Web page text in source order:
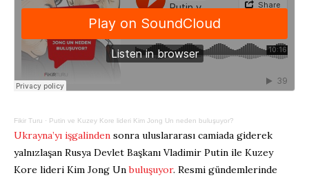
Fikir Turu · Putin ve Kuzey Kore lideri Kim Jong Un neden buluşuyor?
Ukrayna’yı işgalinden sonra uluslararası camiada giderek
yalnızlaşan Rusya Devlet Başkanı Vladimir Putin ile Kuzey
Kore lideri Kim Jong Unbuluşuyor. Resmi gündemlerinde